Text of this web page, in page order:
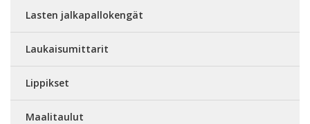
Lasten jalkapallokengät
Laukaisumittarit
Lippikset
Maalitaulut